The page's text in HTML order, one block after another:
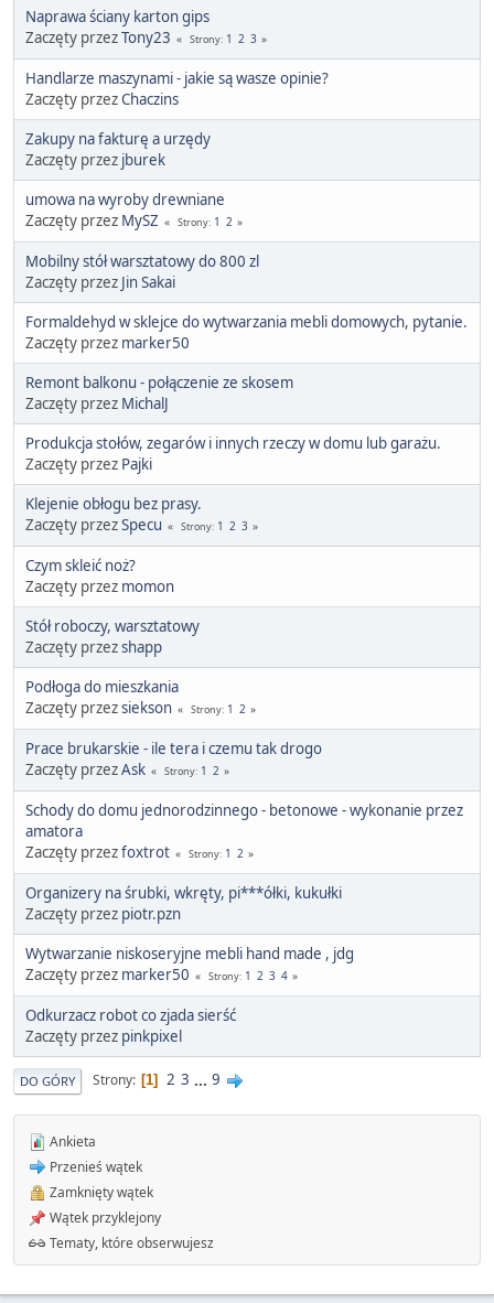
Naprawa ściany karton gips
Zaczęty przezTony23 Strony 1 2 3
Handlarze maszynami - jakie są wasze opinie?
Zaczęty przezChaczins
Zakupy na fakturę a urzędy
Zaczęty przez jburek
umowa na wyroby drewniane
Zaczęty przez MySZ Strony 1 2
Mobilny stół warsztatowy do 800 zl
Zaczęty przez Jin Sakai
Formaldehyd w sklejce do wytwarzania mebli domowych, pytanie.
Zaczęty przez marker50
Remont balkonu - połączenie ze skosem
Zaczęty przez MichalJ
Produkcja stołów, zegarów i innych rzeczy w domu lub garażu.
Zaczęty przez Pajki
Klejenie obłogu bez prasy.
Zaczęty przezSpecu Strony 1 2 3
Czym skleić noż?
Zaczęty przez momon
Stół roboczy, warsztatowy
Zaczęty przezshapp
Podłoga do mieszkania
Zaczęty przezsiekson Strony 1 2
Prace brukarskie - ile tera i czemu tak drogo
Zaczęty przezAsk Strony 1 2
Schody do domu jednorodzinnego - betonowe - wykonanie przez
amatora
Zaczęty przezfoxtrot Strony 1 2
Organizery na śrubki, wkręty, pi***ółki, kukułki
Zaczęty przez piotr.pzn
Wytwarzanie niskoseryjne mebli hand made , jdg
Zaczęty przez marker50 Strony 1 2 3 4
Odkurzacz robot co zjada sierść
Zaczęty przez pinkpixel
DO GÓRY Strony 1 2 3 ... 9
Ankieta
Przenieś wątek
Zamknięty wątek
Wątek przyklejony
Tematy, które obserwujesz